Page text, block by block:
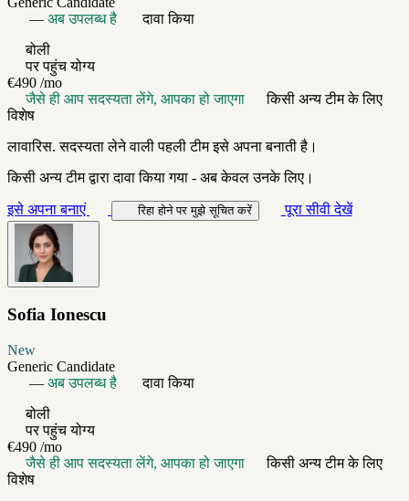
— अब उपलब्ध है
दावा किया
बोली
पर पहुंच योग्य
€490 /mo
जैसे ही आप सदस्यता लेंगे, आपका हो जाएगा
किसी अन्य टीम के लिए
विशेष
लावारिस. सदस्यता लेने वाली पहली टीम इसे अपना बनाती है।
किसी अन्य टीम द्वारा दावा किया गया - अब केवल उनके लिए।
इसे अपना बनाएं रिहा होने पर मुझे सूचित करें पूरा सीवी देखें
Sofia Ionescu
New
Generic Candidate
— अब उपलब्ध है
दावा किया
बोली
पर पहुंच योग्य
€490 /mo
जैसे ही आप सदस्यता लेंगे, आपका हो जाएगा
किसी अन्य टीम के लिए
विशेष